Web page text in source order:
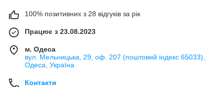
100% позитивних з 28 відгуків за рік
Працює з 23.08.2023
м. Одеса
вул. Мельницька, 29, оф. 207 (поштовий індекс 65033),
Одеса, Україна
Контакти